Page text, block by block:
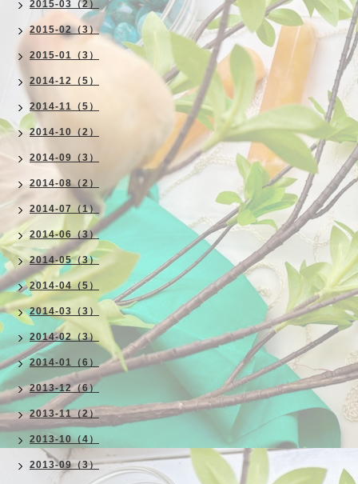
2015-03（2）
2015-02（3）
2015-01（3）
2014-12（5）
2014-11（5）
2014-10（2）
2014-09（3）
2014-08（2）
2014-07（1）
2014-06（3）
2014-05（3）
2014-04（5）
2014-03（3）
2014-02（3）
2014-01（6）
2013-12（6）
2013-11（2）
2013-10（4）
2013-09（3）